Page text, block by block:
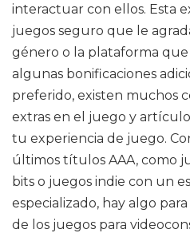
interactuar con ellos. Esta
juegos seguro que le
género o la plataforma que
algunas bonificaciones
preferido, existen muchos
extras en el juego y
tu experiencia de juego.
últimos títulos AAA, como
bits o juegos indie con un
especializado, hay algo
de los juegos para